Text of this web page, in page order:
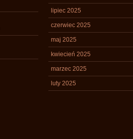
lipiec 2025
czerwiec 2025
maj 2025
kwiecień 2025
marzec 2025
luty 2025